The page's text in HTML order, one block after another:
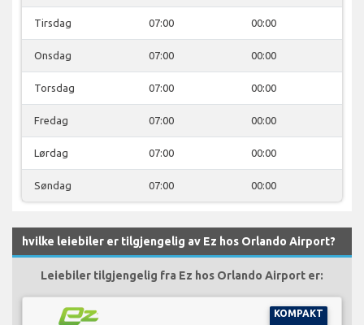
Tirsdag 07:00 00:00
Onsdag 07:00 00:00
Torsdag 07:00 00:00
Fredag 07:00 00:00
Lørdag 07:00 00:00
Søndag 07:00 00:00
hvilke leiebiler er tilgjengelig av Ez hos Orlando Airport?
Leiebiler tilgjengelig fra Ez hos Orlando Airport er:
KOMPAKT